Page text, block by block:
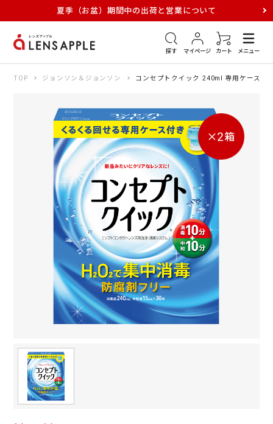
夏季（お盆）期間中の出荷と営業について
探す マイページ カート メニュー
アキュビュー メダリスト メガネ
TOP ジョンソン＆ジョンソン コンセプトクイック 240ml 専用ケース付